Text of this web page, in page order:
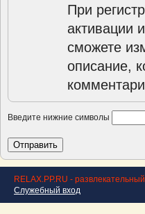
При
активации
сможете
описание,
Введите нижние символы
RELAX.PP.RU -
Служебный вход